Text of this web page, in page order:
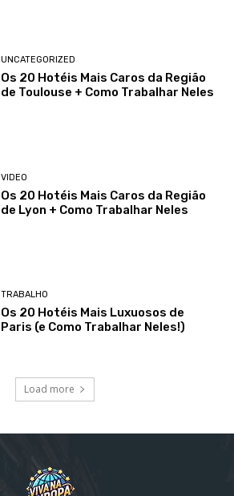
UNCATEGORIZED
Os 20 Hotéis Mais Caros da Região
de Toulouse + Como Trabalhar Neles
VIDEO
Os 20 Hotéis Mais Caros da Região
de Lyon + Como Trabalhar Neles
TRABALHO
Os 20 Hotéis Mais Luxuosos de
Paris (e Como Trabalhar Neles!)
Load more